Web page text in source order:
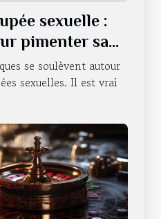
sexuelle :
pimenter sa
se soulèvent autour
sexuelles. Il est vrai